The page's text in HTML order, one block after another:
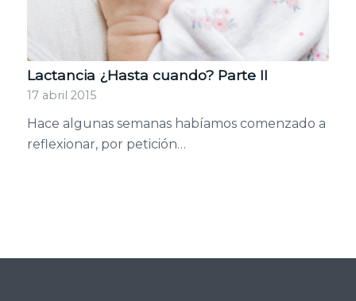
Lactancia ¿Hasta cuando? Parte II
17 abril 2015
Hace algunas semanas habíamos comenzado a
reflexionar, por petición…